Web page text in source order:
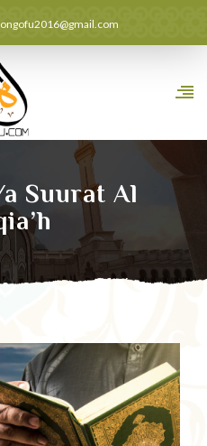
Suurat Al